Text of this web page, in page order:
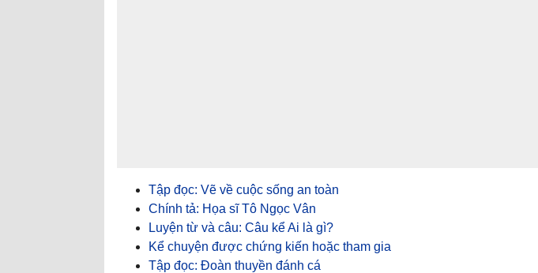
Tập đọc: Vẽ về cuộc sống an toàn
Chính tả: Họa sĩ Tô Ngọc Vân
Luyện từ và câu: Câu kể Ai là gì?
Kể chuyện được chứng kiến hoặc tham gia
Tập đọc: Đoàn thuyền đánh cá